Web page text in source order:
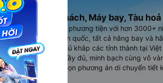
đặt vé Xe khách, Máy bay, Tàu
ứng dụng đặt vé đa phương tiện với hơn 3000+
tuyến đường toàn quốc, tất cả hãng bay và
máy, xe du lịch phủ khắp các tỉnh thành tại Việt
hiển thị thông tin đầy đủ, minh bạch cùng vô
so sánh và lựa chọn phương án di chuyển tiết
phù hợp nhất.